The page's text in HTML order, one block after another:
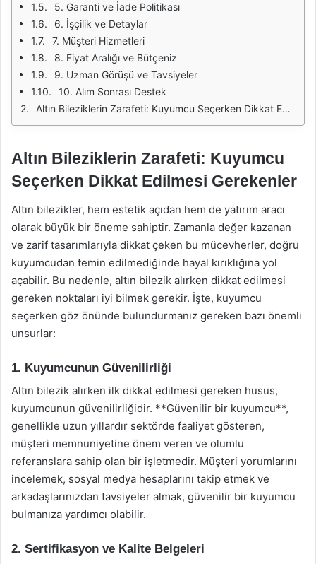
5. Garanti ve İade Politikası
6. İşçilik ve Detaylar
7. Müşteri Hizmetleri
8. Fiyat Aralığı ve Bütçeniz
9. Uzman Görüşü ve Tavsiyeler
10. Alım Sonrası Destek
Altın Bileziklerin Zarafeti: Kuyumcu Seçerken Dikkat Edilmesi Gerekenler
Altın Bileziklerin Zarafeti: Kuyumcu
Seçerken Dikkat Edilmesi Gerekenler
Altın bilezikler, hem estetik açıdan hem de yatırım aracı
olarak büyük bir öneme sahiptir. Zamanla değer kazanan
ve zarif tasarımlarıyla dikkat çeken bu mücevherler, doğru
kuyumcudan temin edilmediğinde hayal kırıklığına yol
açabilir. Bu nedenle, altın bilezik alırken dikkat edilmesi
gereken noktaları iyi bilmek gerekir. İşte, kuyumcu
seçerken göz önünde bulundurmanız gereken bazı önemli
unsurlar:
1. Kuyumcunun Güvenilirliği
Altın bilezik alırken ilk dikkat edilmesi gereken husus,
kuyumcunun güvenilirliğidir. **Güvenilir bir kuyumcu**,
genellikle uzun yıllardır sektörde faaliyet gösteren,
müşteri memnuniyetine önem veren ve olumlu
referanslara sahip olan bir işletmedir. Müşteri yorumlarını
incelemek, sosyal medya hesaplarını takip etmek ve
arkadaşlarınızdan tavsiyeler almak, güvenilir bir kuyumcu
bulmanıza yardımcı olabilir.
2. Sertifikasyon ve Kalite Belgeleri